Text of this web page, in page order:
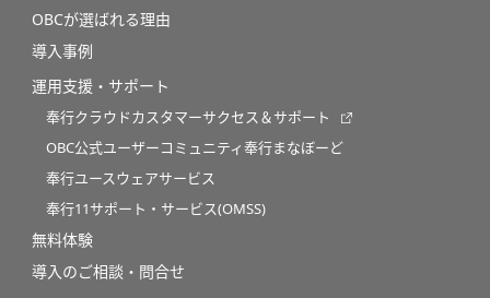
OBCが選ばれる理由
導入事例
運用支援・サポート
奉行クラウドカスタマーサクセス＆サポート
OBC公式ユーザーコミュニティ奉行まなぼーど
奉行ユースウェアサービス
奉行11サポート・サービス(OMSS)
無料体験
導入のご相談・問合せ